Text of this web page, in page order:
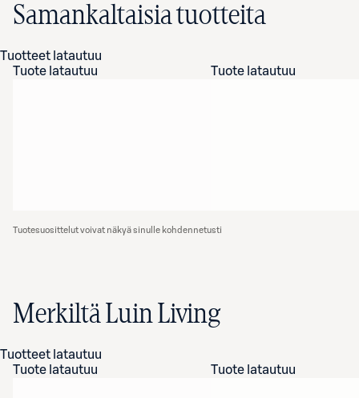
Samankaltaisia tuotteita
Tuotteet latautuu
Tuote latautuu
Tuote latautuu
Tuotesuosittelut voivat näkyä sinulle kohdennetusti
Merkiltä Luin Living
Tuotteet latautuu
Tuote latautuu
Tuote latautuu